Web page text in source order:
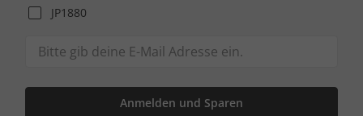
JP1880
Anmelden und Sparen